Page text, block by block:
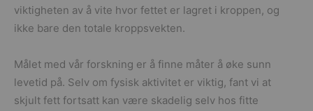
viktigheten av å vite hvor fettet er lagret i kroppen, og
ikke bare den totale kroppsvekten.
Målet med vår forskning er å finne måter å øke sunn
levetid på. Selv om fysisk aktivitet er viktig, fant vi at
skjult fett fortsatt kan være skadelig selv hos fitte